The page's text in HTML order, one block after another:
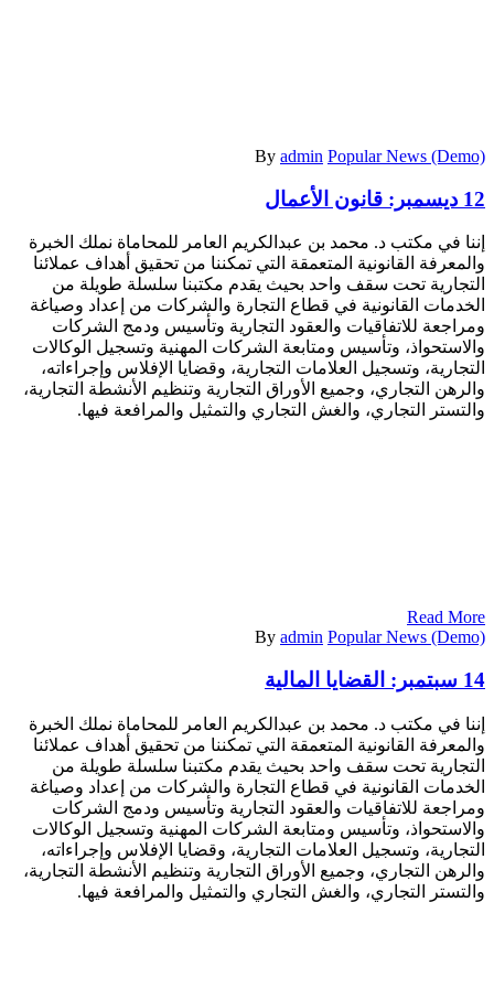
By admin Popular News (Demo)
12 ديسمبر: قانون الأعمال
إننا في مكتب د. محمد بن عبدالكريم العامر للمحاماة نملك الخبرة
والمعرفة القانونية المتعمقة التي تمكننا من تحقيق أهداف عملائنا
التجارية تحت سقف واحد بحيث يقدم مكتبنا سلسلة طويلة من
الخدمات القانونية في قطاع التجارة والشركات من إعداد وصياغة
ومراجعة للاتفاقيات والعقود التجارية وتأسيس ودمج الشركات
والاستحواذ، وتأسيس ومتابعة الشركات المهنية وتسجيل الوكالات
التجارية، وتسجيل العلامات التجارية، وقضايا الإفلاس وإجراءاته،
والرهن التجاري، وجميع الأوراق التجارية وتنظيم الأنشطة التجارية،
والتستر التجاري، والغش التجاري والتمثيل والمرافعة فيها.
Read More
By admin Popular News (Demo)
14 سبتمبر: القضايا المالية
إننا في مكتب د. محمد بن عبدالكريم العامر للمحاماة نملك الخبرة
والمعرفة القانونية المتعمقة التي تمكننا من تحقيق أهداف عملائنا
التجارية تحت سقف واحد بحيث يقدم مكتبنا سلسلة طويلة من
الخدمات القانونية في قطاع التجارة والشركات من إعداد وصياغة
ومراجعة للاتفاقيات والعقود التجارية وتأسيس ودمج الشركات
والاستحواذ، وتأسيس ومتابعة الشركات المهنية وتسجيل الوكالات
التجارية، وتسجيل العلامات التجارية، وقضايا الإفلاس وإجراءاته،
والرهن التجاري، وجميع الأوراق التجارية وتنظيم الأنشطة التجارية،
والتستر التجاري، والغش التجاري والتمثيل والمرافعة فيها.